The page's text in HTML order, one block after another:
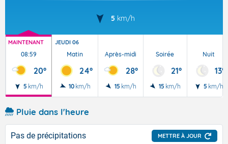
5 km/h
MAINTENANT
08:59
20°
5 km/h
JEUDI 06
Matin
24°
10 km/h
Après-midi
28°
15 km/h
Soirée
21°
15 km/h
Nuit
13°
5 km/h
Pluie dans l'heure
Pas de précipitations METTRE À JOUR